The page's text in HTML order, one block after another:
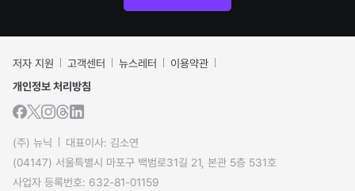
저자 지원 고객센터 뉴스레터
이용약관
개인정보 처리방침
(주) 뉴닉
대표이사: 김소연
(04147) 서울특별시 마포구 백범로31길 21, 본관 5층 531호
사업자 등록번호: 632-81-01159